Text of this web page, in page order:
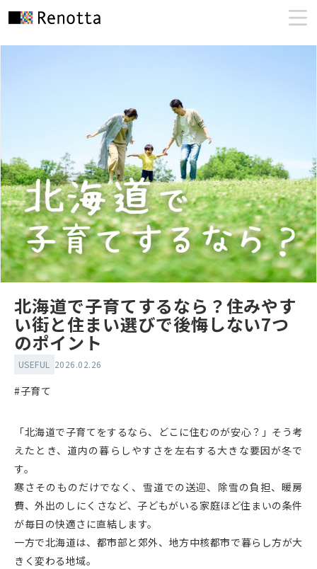
北海道で子育てするなら？住みやす
い街と住まい選びで後悔しない7つ
のポイント
USEFUL 2026.02.26
#子育て
「北海道で子育てをするなら、どこに住むのが安心？」そう考
えたとき、道内の暮らしやすさを左右する大きな要因が冬で
す。
寒さそのものだけでなく、雪道での送迎、除雪の負担、暖房
費、外出のしにくさなど、子どもがいる家庭ほど住まいの条件
が毎日の快適さに直結します。
一方で北海道は、都市部と郊外、地方中核都市で暮らし方が大
きく変わる地域。